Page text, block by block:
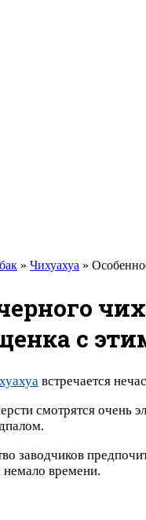
» Чихуахуа »
с
встречается
смотрятся очень
заводчиков
немало времени.